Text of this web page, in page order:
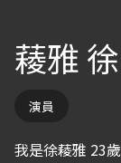
薐雅 徐
演員
我是徐薐雅 23